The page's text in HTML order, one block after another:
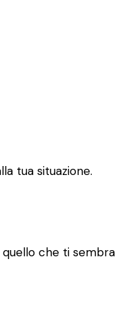
tua situazione.
che ti sembra